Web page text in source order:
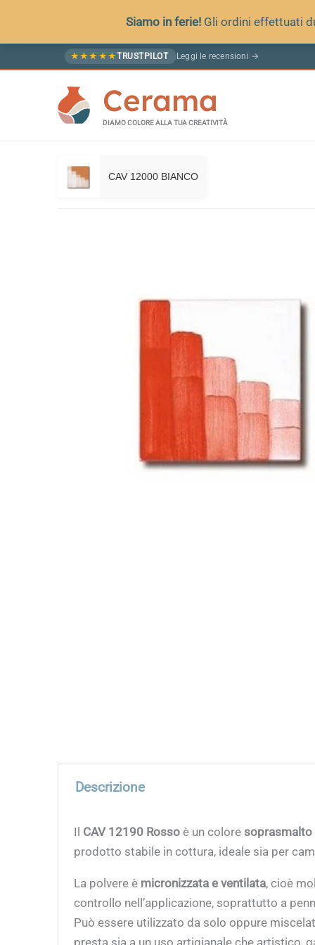
Siamo in ferie! Gli ordini effettuati
al
★ ★ ★ ★ ★TRUSTPILOT Leggi le recensioni →
Cerama
DIAMO COLORE ALLA TUA CREATIVITÀ
CAV 12000 BIANCO
Descrizione
Il CAV 12190 Rosso è un colore soprasmalto
prodotto stabile in cottura, ideale sia per
La polvere è micronizzata e ventilata, cioè
controllo nell’applicazione, soprattutto a
Può essere utilizzato da solo oppure